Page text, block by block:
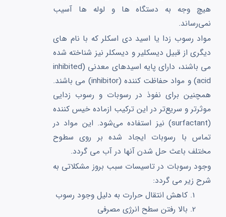
هیچ وجه به دستگاه ها و لوله ها آسیب
نمی‌رساند.
مواد رسوب زدا یا اسید دی اسکلر که با نام های
دیگری از قبیل دیسکلیر و دیسکلر نیز شناخته شده
می باشند، دارای پایه اسیدهای معدنی (inhibited
acid) و مواد حفاظت کننده (inhibitor) می باشند.
همچنین برای نفوذ در رسوبات و رسوب زدایی
موثرتر و سریع‌تر در این ترکیب ازماده خیس کننده
(surfactant) نیز استفاده می‌شود. این مواد در
تماس با رسوبات ایجاد شده بر روی سطوح
مختلف باعث حل شدن آنها در آب می گردد.
وجود رسوبات در تاسیسات سبب بروز مشکلاتی به
شرح زیر می گردد:
کاهش انتقال حرارت به دلیل وجود رسوب
بالا رفتن سطح انرژی مصرفی